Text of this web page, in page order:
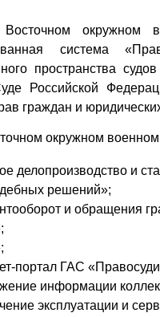
окружном
система
пространства
Российской
граждан и
окружном
делопроизводство и
решений»;
и обращения
портал ГАС
информации
эксплуатации и